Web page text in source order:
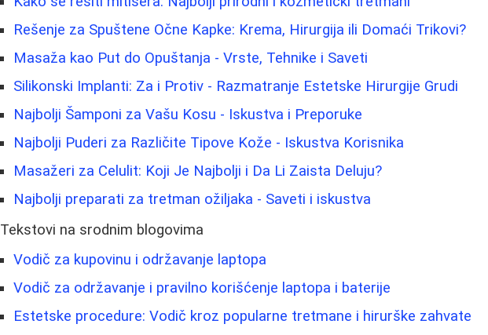
Rešenje za Spuštene Očne Kapke: Krema, Hirurgija ili Domaći Trikovi?
Masaža kao Put do Opuštanja - Vrste, Tehnike i Saveti
Silikonski Implanti: Za i Protiv - Razmatranje Estetske Hirurgije Grudi
Najbolji Šamponi za Vašu Kosu - Iskustva i Preporuke
Najbolji Puderi za Različite Tipove Kože - Iskustva Korisnika
Masažeri za Celulit: Koji Je Najbolji i Da Li Zaista Deluju?
Najbolji preparati za tretman ožiljaka - Saveti i iskustva
Tekstovi na srodnim blogovima
Vodič za kupovinu i održavanje laptopa
Vodič za održavanje i pravilno korišćenje laptopa i baterije
Estetske procedure: Vodič kroz popularne tretmane i hirurške zahvate